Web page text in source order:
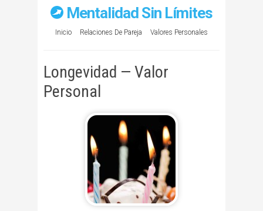
Mentalidad Sin Límites
Inicio Relaciones De Pareja Valores Personales
Longevidad — Valor
Personal